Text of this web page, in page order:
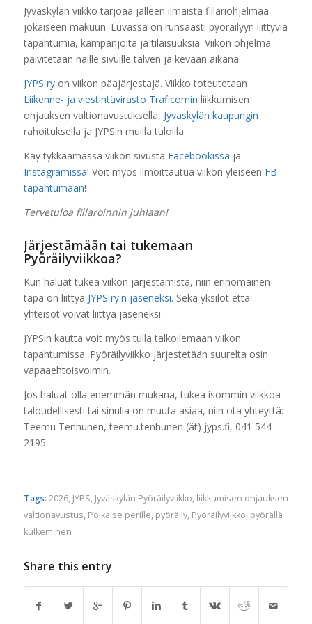
Jyväskylän viikko tarjoaa jälleen ilmaista fillariohjelmaa
jokaiseen makuun. Luvassa on runsaasti pyöräilyyn liittyviä
tapahtumia, kampanjoita ja tilaisuuksia. Viikon ohjelma
päivitetään näille sivuille talven ja kevään aikana.
JYPS ryon viikon pääjärjestäjä. Viikko toteutetaan
Liikenne- ja viestintävirasto Traficomin liikkumisen
ohjauksen valtionavustuksella, Jyväskylän kaupungin
rahoituksella ja JYPSin muilla tuloilla.
Käy tykkäämässä viikon sivusta Facebookissa ja
Instagramissa! Voit myös ilmoittautua viikon yleiseen FB-
tapahtumaan!
Tervetuloa fillaroinnin juhlaan!
Järjestämään tai tukemaan
Pyöräilyviikkoa?
Kun haluat tukea viikon järjestämistä, niin erinomainen
tapa on liittyä JYPS ry:n jäseneksi. Sekä yksilöt että
yhteisöt voivat liittyä jäseneksi.
JYPSin kautta voit myös tulla talkoilemaan viikon
tapahtumissa. Pyöräilyviikko järjestetään suurelta osin
vapaaehtoisvoimin.
Jos haluat olla enemmän mukana, tukea isommin viikkoa
taloudellisesti tai sinulla on muuta asiaa, niin ota yhteyttä:
Teemu Tenhunen, teemu.tenhunen (ät) jyps.fi, 041 544
2195.
Tags: 2026, JYPS, Jyväskylän Pyöräilyviikko, liikkumisen ohjauksen
valtionavustus, Polkaise perille, pyöräily, Pyöräilyviikko, pyörällä
kulkeminen
Share this entry